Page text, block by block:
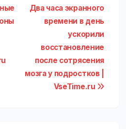
Два часа экранного
времени в день
ускорили
восстановление
после сотрясения
мозга у подростков |
VseTime.ru